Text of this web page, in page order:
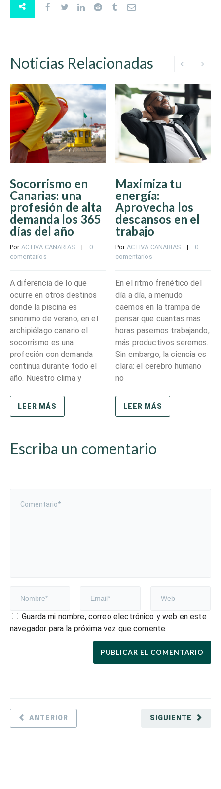
Noticias Relacionadas
Socorrismo en
Canarias: una
profesión de alta
demanda los 365
días del año
Por ACTIVA CANARIAS
    |
0
comentarios
A diferencia de lo que
ocurre en otros destinos
donde la piscina es
sinónimo de verano, en el
archipiélago canario el
socorrismo es una
profesión con demanda
continua durante todo el
año. Nuestro clima y
LEER MÁS
Maximiza tu
energía:
Aprovecha los
descansos en el
trabajo
Por ACTIVA CANARIAS
    |
0
comentarios
En el ritmo frenético del
día a día, a menudo
caemos en la trampa de
pensar que cuantas más
horas pasemos trabajando,
más productivos seremos.
Sin embargo, la ciencia es
clara: el cerebro humano
no
LEER MÁS
Escriba un comentario
Guarda mi nombre, correo electrónico y web en este
navegador para la próxima vez que comente.
SIGUIENTE
ANTERIOR